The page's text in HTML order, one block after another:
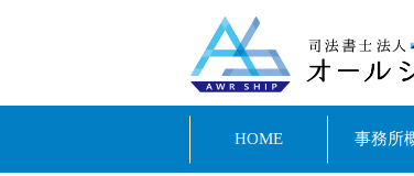
HOME 事務所